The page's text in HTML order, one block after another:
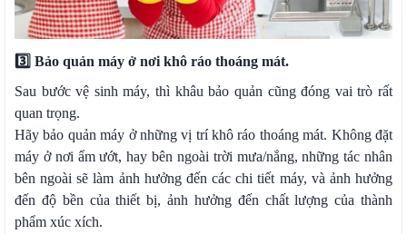
3️⃣ Bảo quản máy ở nơi khô ráo thoáng mát.
Sau bước vệ sinh máy, thì khâu bảo quản cũng đóng vai trò rất
quan trọng.
Hãy bảo quản máy ở những vị trí khô ráo thoáng mát. Không đặt
máy ở nơi ẩm ướt, hay bên ngoài trời mưa/nắng, những tác nhân
bên ngoài sẽ làm ảnh hưởng đến các chi tiết máy, và ảnh hưởng
đến độ bền của thiết bị, ảnh hưởng đến chất lượng của thành
phẩm xúc xích.